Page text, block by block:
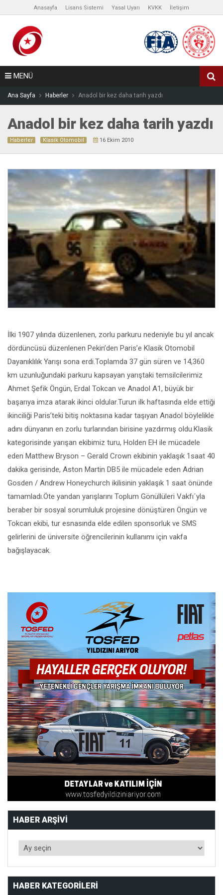
Anasayfa Lisans Sistemi Yasal Uyarı KVKK İletişim
MENÜ
Ana Sayfa Haberler Anadol bir kez daha tarih yazdı
Anadol bir kez daha tarih yazdı
Haberler Klasik Otomobil 16 Ekim 2010
İlki 1907 yılında düzenlenen, zorlu parkuru nedeniyle bu yıl ancak
dördüncüsü düzenlenen Pekin’den Paris’e Klasik Otomobil
Dayanıklılık Yarışı sona erdi.Toplamda 37 gün süren ve 14,360
km uzunluğundaki parkuru kapsayan yarıştaki temsilcilerimiz
Ahmet Şefik Öngün, Erdal Tokcan ve Anadol A1, büyük bir
başarıya imza atarak ikinci oldular.Turun ilk haftasında elde ettiği
ikinciliği Paris’teki bitiş noktasına kadar taşıyan Anadol böylelikle
adını dünyanın en zorlu turlarından birisine yazdırmış oldu.Klasik
kategorisinde yarışan ekibimiz turu, Holden EH ile mücadele
eden Matthew Bryson – Gerald Crown ekibinin yaklaşık 1saat 40
dakika gerisinde, Aston Martin DB5 ile mücadele eden Adrian
Gosden / Andrew Honeychurch ikilisinin yaklaşık 1 saat önünde
tamamladı.Öte yandan yarışlarını Toplum Gönüllüleri Vakfı´yla
beraber bir sosyal sorumluluk projesine dönüştüren Öngün ve
Tokcan ekibi, tur esnasında elde edilen sponsorluk ve SMS
gelirlerini de üniversite öğrencilerinin kullanımı için vakfa
bağışlayacak.
HABER ARŞIVI
HABER KATEGORILERI